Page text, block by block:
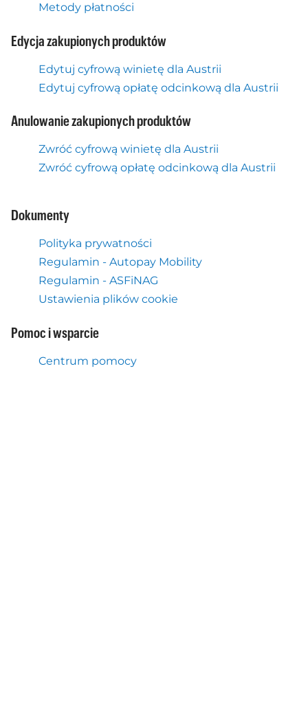
Metody płatności
Edycja zakupionych produktów
Edytuj cyfrową winietę dla Austrii
Edytuj cyfrową opłatę odcinkową dla Austrii
Anulowanie zakupionych produktów
Zwróć cyfrową winietę dla Austrii
Zwróć cyfrową opłatę odcinkową dla Austrii
Dokumenty
Polityka prywatności
Regulamin - Autopay Mobility
Regulamin - ASFiNAG
Ustawienia plików cookie
Pomoc i wsparcie
Centrum pomocy